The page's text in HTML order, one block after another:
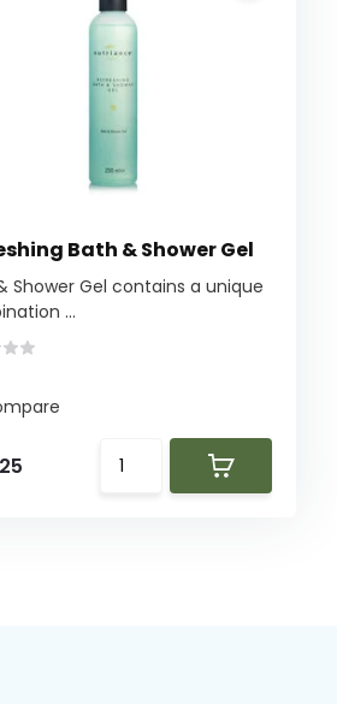
Bath & Shower Gel
Shower Gel contains a unique
...